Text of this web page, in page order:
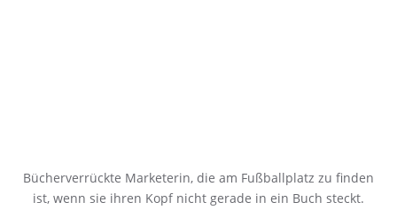
Bücherverrückte Marketerin, die am Fußballplatz zu finden
ist, wenn sie ihren Kopf nicht gerade in ein Buch steckt.